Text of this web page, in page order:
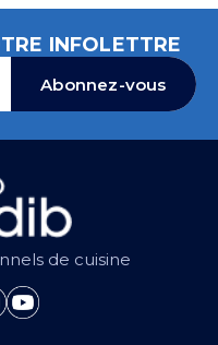
INFOLETTRE
Abonnez-vous
de cuisine